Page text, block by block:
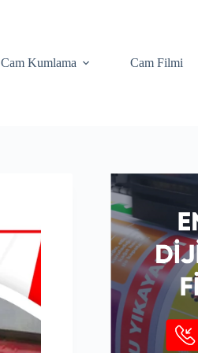
Cam Kumlama Cam Filmi